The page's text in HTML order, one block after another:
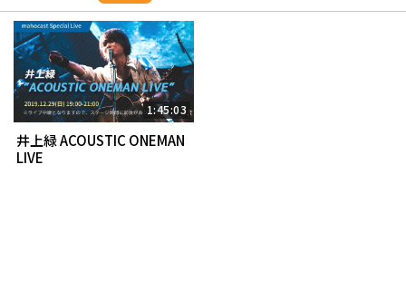
1:45:03
井上緑 ACOUSTIC ONEMAN
LIVE